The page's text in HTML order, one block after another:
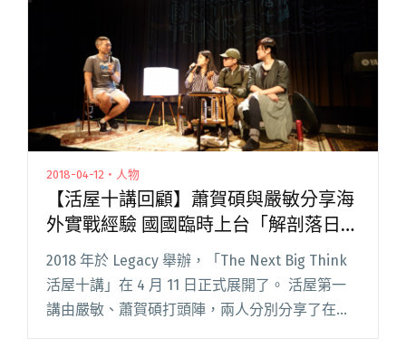
專輯的變化 馬世芳談顯然樂隊〈低賤的人〉"
2018-04-12・人物
【活屋十講回顧】蕭賀碩與嚴敏分享海
外實戰經驗 國國臨時上台「解剖落日飛
車」
2018 年於 Legacy 舉辦，「The Next Big Think
活屋十講」在 4 月 11 日正式展開了。 活屋第一
講由嚴敏、蕭賀碩打頭陣，兩人分別分享了在紐